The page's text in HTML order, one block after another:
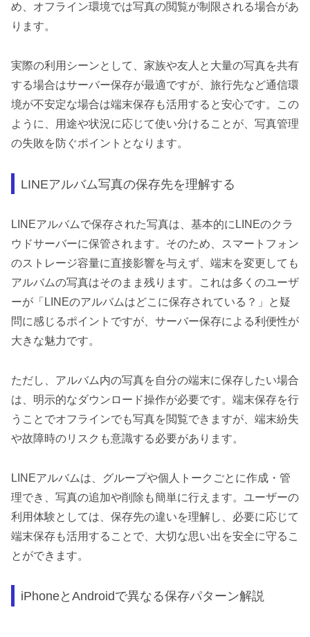
め、オフライン環境では写真の閲覧が制限される場合があ
ります。
実際の利用シーンとして、家族や友人と大量の写真を共有
する場合はサーバー保存が最適ですが、旅行先など通信環
境が不安定な場合は端末保存も活用すると安心です。この
ように、用途や状況に応じて使い分けることが、写真管理
の失敗を防ぐポイントとなります。
LINEアルバム写真の保存先を理解する
LINEアルバムで保存された写真は、基本的にLINEのクラ
ウドサーバーに保管されます。そのため、スマートフォン
のストレージ容量に直接影響を与えず、端末を変更しても
アルバムの写真はそのまま残ります。これは多くのユーザ
ーが「LINEのアルバムはどこに保存されている？」と疑
問に感じるポイントですが、サーバー保存による利便性が
大きな魅力です。
ただし、アルバム内の写真を自分の端末に保存したい場合
は、明示的なダウンロード操作が必要です。端末保存を行
うことでオフラインでも写真を閲覧できますが、端末紛失
や故障時のリスクも意識する必要があります。
LINEアルバムは、グループや個人トークごとに作成・管
理でき、写真の追加や削除も簡単に行えます。ユーザーの
利用体験としては、保存先の違いを理解し、必要に応じて
端末保存も活用することで、大切な思い出を安全に守るこ
とができます。
iPhoneとAndroidで異なる保存パターン解説